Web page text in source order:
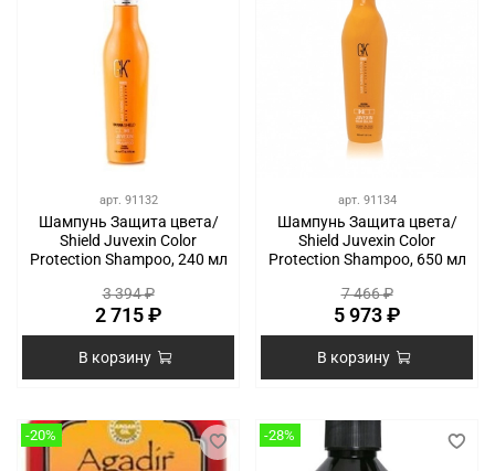
арт. 91132
Шампунь Защита цвета/
Shield Juvexin Color
Protection Shampoo, 240 мл
3 394 ₽
2 715 ₽
В корзину
арт. 91134
Шампунь Защита цвета/
Shield Juvexin Color
Protection Shampoo, 650 мл
7 466 ₽
5 973 ₽
В корзину
-20% -28%